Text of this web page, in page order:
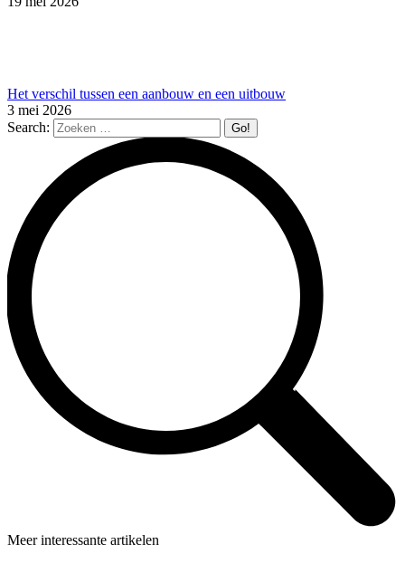
Het verschil tussen een aanbouw en een uitbouw
3 mei 2026
Search:
Meer interessante artikelen